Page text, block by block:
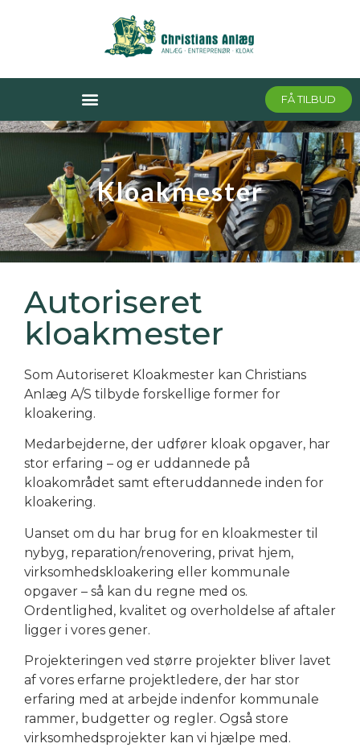
FÅ TILBUD
Kloakmester
Autoriseret
kloakmester
Som Autoriseret Kloakmester kan Christians
Anlæg A/S tilbyde forskellige former for
kloakering.
Medarbejderne, der udfører kloak opgaver, har
stor erfaring – og er uddannede på
kloakområdet samt efteruddannede inden for
kloakering.
Uanset om du har brug for en kloakmester til
nybyg, reparation/renovering, privat hjem,
virksomhedskloakering eller kommunale
opgaver – så kan du regne med os.
Ordentlighed, kvalitet og overholdelse af aftaler
ligger i vores gener.
Projekteringen ved større projekter bliver lavet
af vores erfarne projektledere, der har stor
erfaring med at arbejde indenfor kommunale
rammer, budgetter og regler. Også store
virksomhedsprojekter kan vi hjælpe med.